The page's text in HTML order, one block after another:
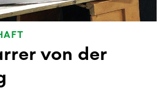
von der